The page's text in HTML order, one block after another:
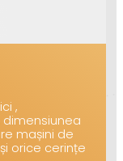
,
mașini de
orice cerințe